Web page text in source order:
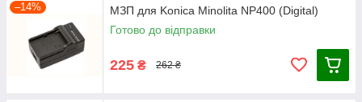
–14%
МЗП для Konica Minolita NP400 (Digital)
Готово до відправки
225 ₴ 262 ₴